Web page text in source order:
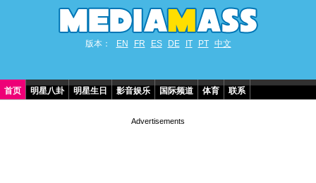
版本： EN FR ES DE IT PT 中文
首页 明星八卦 明星生日 影音娱乐 国际频道 体育 联系